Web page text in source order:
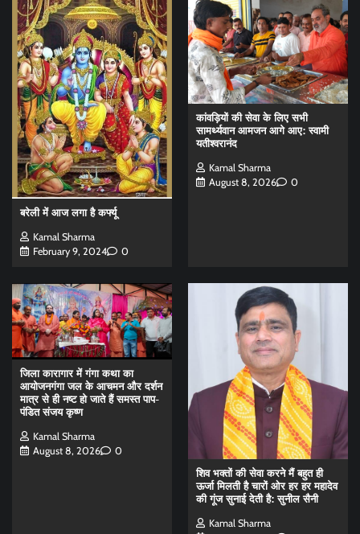
बरेली में आज लगा है कर्फ्यू
Kamal Sharma
February 9, 2024
0
कांवड़ियों की सेवा के लिए सभी
सामर्थ्यवान आमजन आगे आए: स्वामी
यतीश्वरानंद
Kamal Sharma
August 8, 2026
0
जिला कारागार में गंगा कथा का
आयोजनगंगा जल के आचमन और दर्शन
मात्र से ही नष्ट हो जाते हैं समस्त पाप-
पंडित संजय कृष्ण
Kamal Sharma
August 8, 2026
0
शिव भक्तों की सेवा करने मैं बहुत ही
ऊर्जा मिलती है चारों ओर हर हर महादेव
की गूंज सुनाई देती है: सुनील सैनी
Kamal Sharma